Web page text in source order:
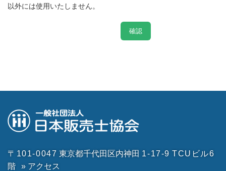
以外には使用いたしません。
〒101-0047 東京都千代田区内神田 1-17-9 TCUビル6
階
» アクセス